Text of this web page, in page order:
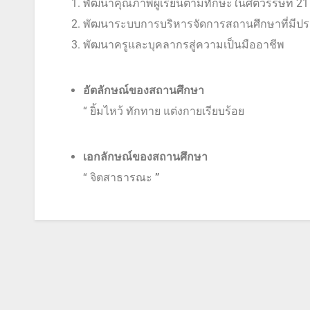
พัฒนาคุณภาพผู้เรียนตามทักษะในศตวรรษที่ 21
พัฒนาระบบการบริหารจัดการสถานศึกษาที่มีป
พัฒนาครูและบุคลากรสู่ความเป็นมืออาชีพ
อัตลักษณ์ของสถานศึกษา
“ ยิ้มไหว้ ทักทาย แต่งกายเรียบร้อย
เอกลักษณ์ของสถานศึกษา
“ จิตสาธารณะ ”